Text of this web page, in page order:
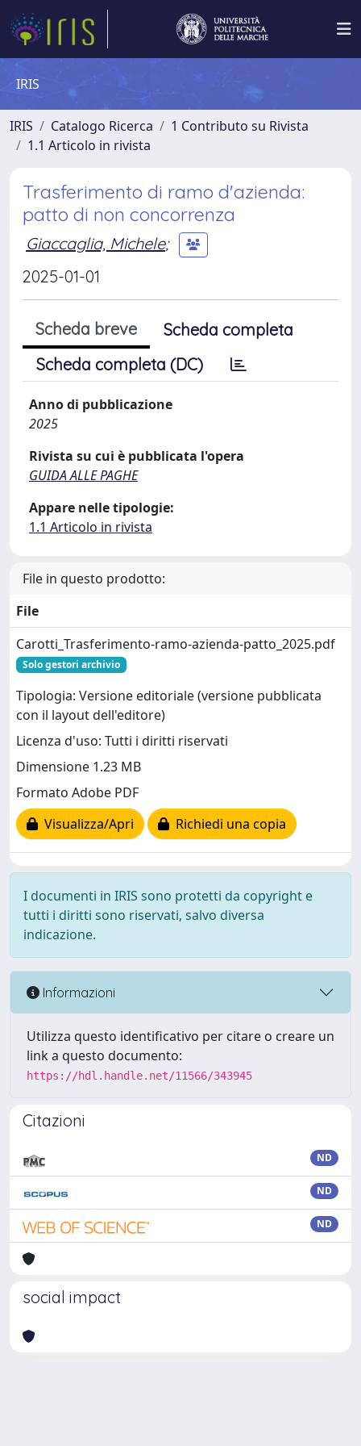
IRIS
IRIS Catalogo Ricerca
1 Contributo su Rivista
1.1 Articolo in rivista
Trasferimento di ramo d'azienda:
patto di non concorrenza
Giaccaglia, Michele;
2025-01-01
Scheda breve
Scheda completa
Scheda completa (DC)
Anno di pubblicazione
2025
Rivista su cui è pubblicata l'opera
GUIDA ALLE PAGHE
Appare nelle tipologie:
1.1 Articolo in rivista
File in questo prodotto:
File
Carotti_Trasferimento-ramo-azienda-patto_2025.pdf
Solo gestori archivio
Tipologia: Versione editoriale (versione pubblicata
con il layout dell'editore)
Licenza d'uso: Tutti i diritti riservati
Dimensione 1.23 MB
Formato Adobe PDF
Visualizza/Apri
Richiedi una copia
I documenti in IRIS sono protetti da copyright e
tutti i diritti sono riservati, salvo diversa
indicazione.
Informazioni
Utilizza questo identificativo per citare o creare un
link a questo documento:
https://hdl.handle.net/11566/343945
Citazioni
ND
ND
ND
social impact